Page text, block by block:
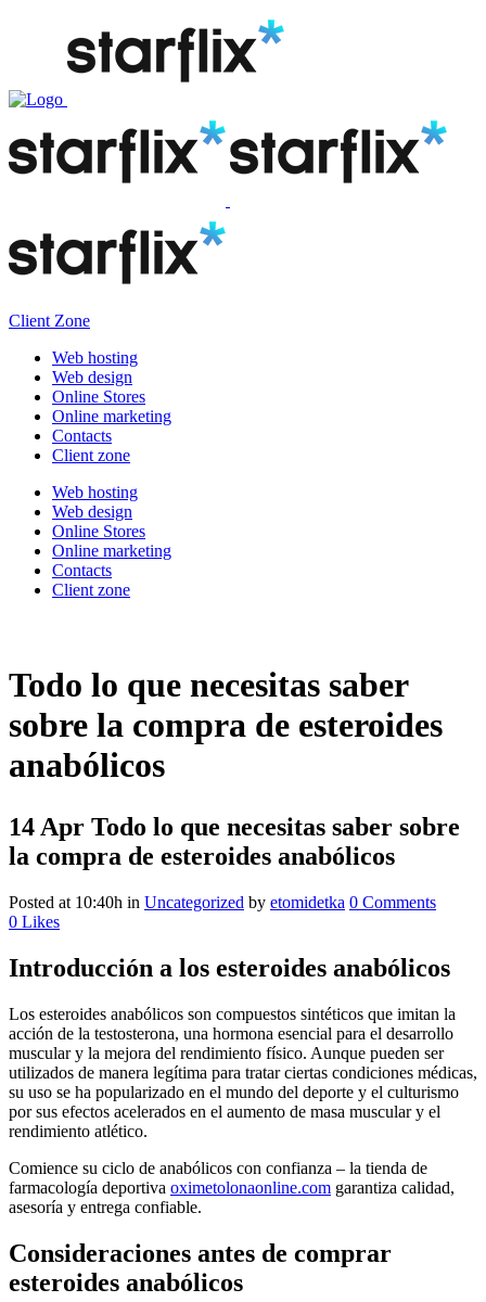
Client Zone
Web hosting
Web design
Online Stores
Online marketing
Contacts
Client zone
Web hosting
Web design
Online Stores
Online marketing
Contacts
Client zone
Todo lo que necesitas saber
sobre la compra de esteroides
anabólicos
14 Apr Todo lo que necesitas saber sobre
la compra de esteroides anabólicos
Posted at 10:40h in Uncategorized by etomidetka 0 Comments
0 Likes
Introducción a los esteroides anabólicos
Los esteroides anabólicos son compuestos sintéticos que imitan la
acción de la testosterona, una hormona esencial para el desarrollo
muscular y la mejora del rendimiento físico. Aunque pueden ser
utilizados de manera legítima para tratar ciertas condiciones médicas,
su uso se ha popularizado en el mundo del deporte y el culturismo
por sus efectos acelerados en el aumento de masa muscular y el
rendimiento atlético.
Comience su ciclo de anabólicos con confianza – la tienda de
farmacología deportiva oximetolonaonline.com garantiza calidad,
asesoría y entrega confiable.
Consideraciones antes de comprar
esteroides anabólicos